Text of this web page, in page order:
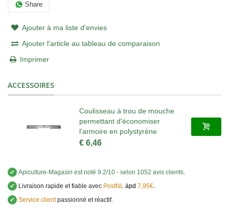
Share
Ajouter à ma liste d'envies
Ajouter l'article au tableau de comparaison
Imprimer
ACCESSOIRES
Coulisseau à trou de mouche
permettant d'économiser
l'armoire en polystyrène
€ 6,46
✔ Apiculture-Magasin est noté 9.2/10 - selon 1052 avis clients
✔
Livraison rapide et fiable avec PostNL àpd 7,95€
✔ Service clientpassionné et réactif.